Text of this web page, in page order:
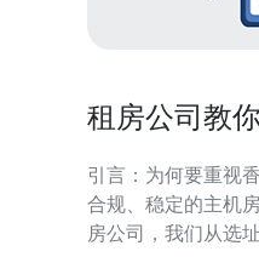
租房公司教
引言：为何要重视香港主
合规、稳定的主机
房公司，我们从选